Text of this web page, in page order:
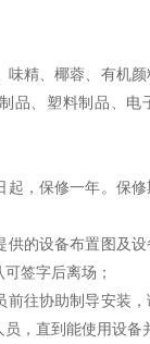
精、椰蓉、有机颜
品、塑料制品、电
起，保修一年。保
的设备布置图及设
签字后离场；
前往协助制导安装
，直到能使用设备